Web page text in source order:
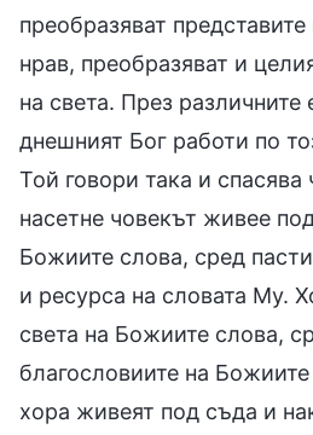
преобразяват
нрав, преобразяват и
на света. През различните
днешният Бог работи по
Той говори така и спасява
насетне човекът живее
Божиите слова, сред
и ресурса на словата Му.
света на Божиите слова,
благословиите на
хора живеят под съда и